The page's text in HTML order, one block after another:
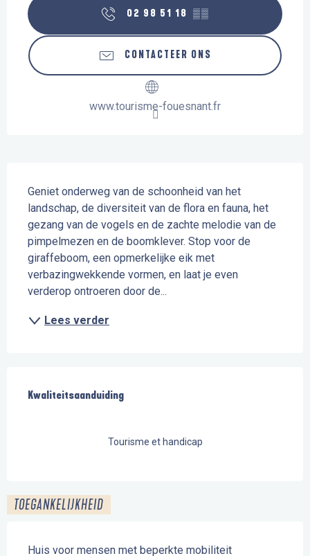
02 98 51 18 ▒▒
CONTACTEER ONS
www.tourisme-fouesnant.fr
Geniet onderweg van de schoonheid van het
landschap, de diversiteit van de flora en fauna, het
gezang van de vogels en de zachte melodie van de
pimpelmezen en de boomklever. Stop voor de
giraffeboom, een opmerkelijke eik met
verbazingwekkende vormen, en laat je even
verderop ontroeren door de...
Lees verder
Kwaliteitsaanduiding
Kwaliteitsaanduiding
Tourisme et handicap
TOEGANKELIJKHEID
Huis voor mensen met beperkte mobiliteit